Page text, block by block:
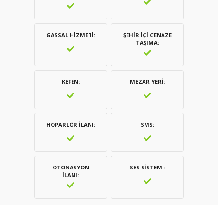
GASSAL HIZMETI
ŞEHIR İÇI CENAZE
TAŞIMA
KEFEN MEZAR YERI
HOPARLÖR İLANI SMS
OTONASYON
İLANI
SES SISTEMI